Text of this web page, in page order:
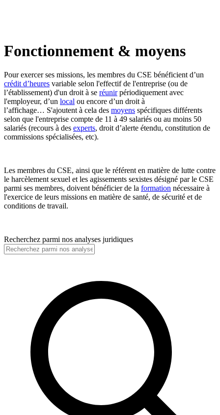
Fonctionnement & moyens
Pour exercer ses missions, les membres du CSE bénéficient d’un
crédit d’heures variable selon l'effectif de l'entreprise (ou de
l’établissement) d'un droit à se réunirpériodiquement avec
l'employeur, d’un local ou encore d’un droit à
l’affichage… S'ajoutent à cela des moyens spécifiques différents
selon que l'entreprise compte de 11 à 49 salariés ou au moins 50
salariés (recours à des experts, droit d’alerte étendu, constitution de
commissions spécialisées, etc).
Les membres du CSE, ainsi que le référent en matière de lutte contre
le harcèlement sexuel et les agissements sexistes désigné par le CSE
parmi ses membres, doivent bénéficier de la formation nécessaire à
l'exercice de leurs missions en matière de santé, de sécurité et de
conditions de travail.
Recherchez parmi nos analyses juridiques